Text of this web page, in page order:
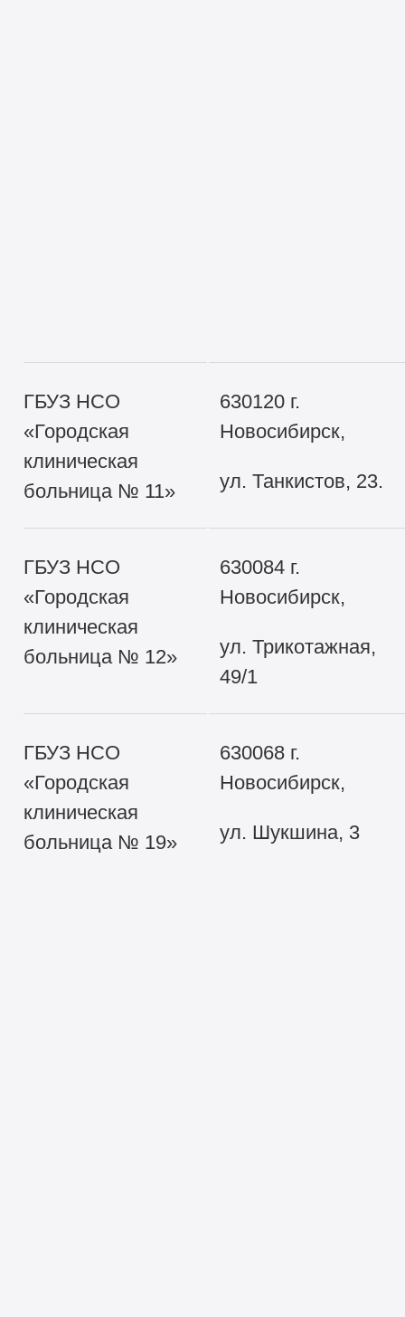
ГБУЗ НСО
«Городская
клиническая
больница № 11»
630120 г.
Новосибирск,
ул. Танкистов, 23.
ГБУЗ НСО
«Городская
клиническая
больница № 12»
630084 г.
Новосибирск,
ул. Трикотажная,
49/1
ГБУЗ НСО
«Городская
клиническая
больница № 19»
630068 г.
Новосибирск,
ул. Шукшина, 3